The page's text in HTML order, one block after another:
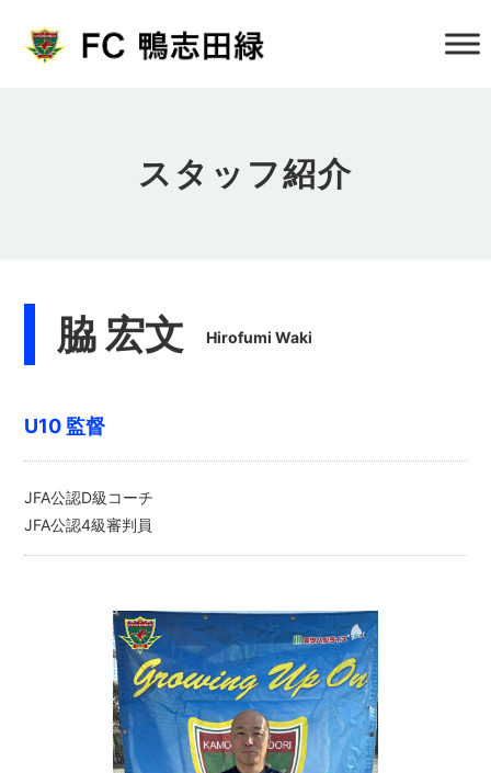
スタッフ紹介
脇 宏文 Hirofumi Waki
U10 監督
JFA公認D級コーチ
JFA公認4級審判員